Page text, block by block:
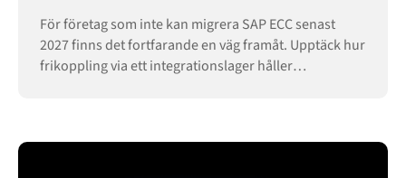
För företag som inte kan migrera SAP ECC senast
2027 finns det fortfarande en väg framåt. Upptäck hur
frikoppling via ett integrationslager håller